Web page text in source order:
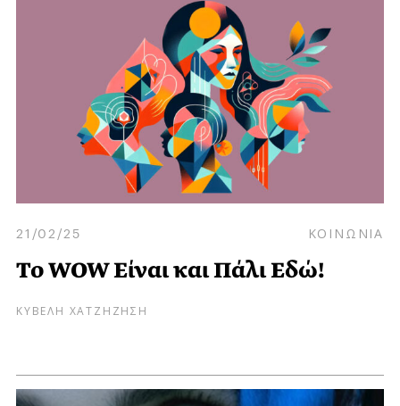
21/02/25 ΚΟΙΝΩΝΙΑ
Το WOW Είναι και Πάλι Εδώ!
ΚΥΒΕΛΗ ΧΑΤΖΗΖΗΣΗ